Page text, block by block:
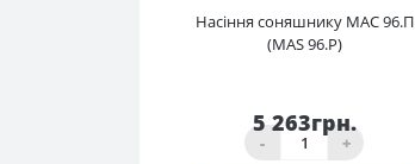
Насіння соняшнику МАС 96.П
(MAS 96.P)
5 263грн.
- +